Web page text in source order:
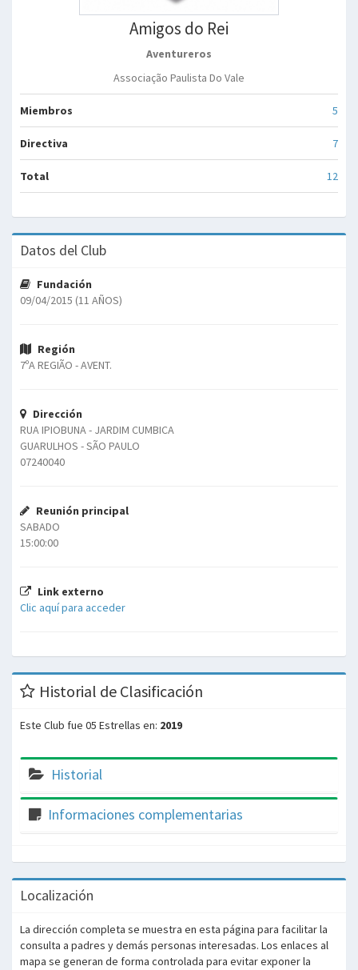
Amigos do Rei
Aventureros
Associação Paulista Do Vale
Miembros 5
Directiva 7
Total 12
Datos del Club
Fundación
09/04/2015 (11 AÑOS)
Región
7ºA REGIÃO - AVENT.
Dirección
RUA IPIOBUNA - JARDIM CUMBICA
GUARULHOS - SÃO PAULO
07240040
Reunión principal
SABADO
15:00:00
Link externo
Clic aquí para acceder
Historial de Clasificación
Este Club fue 05 Estrellas en: 2019
Historial
Informaciones complementarias
Localización
La dirección completa se muestra en esta página para facilitar la
consulta a padres y demás personas interesadas. Los enlaces al
mapa se generan de forma controlada para evitar exponer la